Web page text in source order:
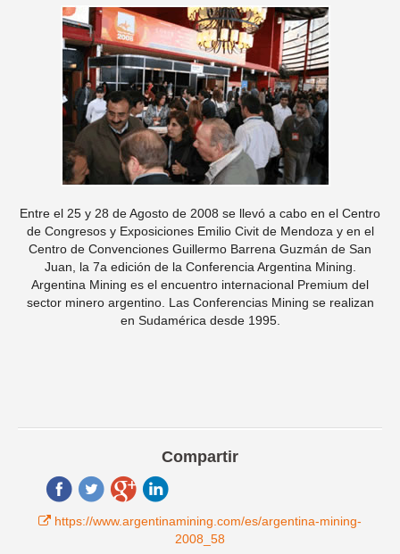
Entre el 25 y 28 de Agosto de 2008 se llevó a cabo en el Centro
de Congresos y Exposiciones Emilio Civit de Mendoza y en el
Centro de Convenciones Guillermo Barrena Guzmán de San
Juan, la 7a edición de la Conferencia Argentina Mining.
Argentina Mining es el encuentro internacional Premium del
sector minero argentino. Las Conferencias Mining se realizan
en Sudamérica desde 1995.
Compartir
https://www.argentinamining.com/es/argentina-mining-
2008_58